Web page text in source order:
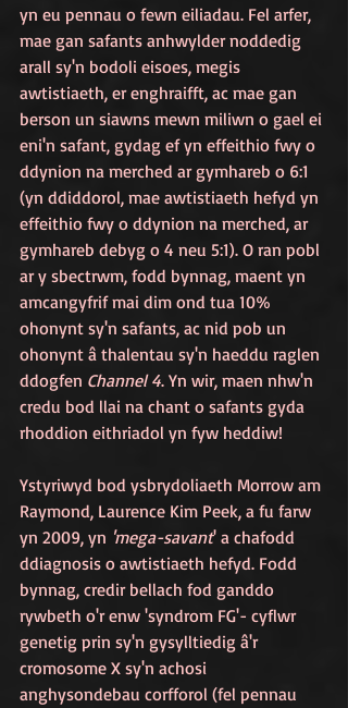
yn eu pennau o fewn eiliadau. Fel arfer,
mae gan safants anhwylder noddedig
arall sy'n bodoli eisoes, megis
awtistiaeth, er enghraifft, ac mae gan
berson un siawns mewn miliwn o gael ei
eni'n safant, gydag ef yn effeithio fwy o
ddynion na merched ar gymhareb o 6:1
(yn ddiddorol, mae awtistiaeth hefyd yn
effeithio fwy o ddynion na merched, ar
gymhareb debyg o 4 neu 5:1). O ran pobl
ar y sbectrwm, fodd bynnag, maent yn
amcangyfrif mai dim ond tua 10%
ohonynt sy'n safants, ac nid pob un
ohonynt â thalentau sy'n haeddu raglen
ddogfen Channel 4. Yn wir, maen nhw'n
credu bod llai na chant o safants gyda
rhoddion eithriadol yn fyw heddiw!
Ystyriwyd bod ysbrydoliaeth Morrow am
Raymond, Laurence Kim Peek, a fu farw
yn 2009, yn 'mega-savant' a chafodd
ddiagnosis o awtistiaeth hefyd. Fodd
bynnag, credir bellach fod ganddo
rywbeth o'r enw 'syndrom FG'- cyflwr
genetig prin sy'n gysylltiedig â'r
cromosome X sy'n achosi
anghysondebau corfforol (fel pennau